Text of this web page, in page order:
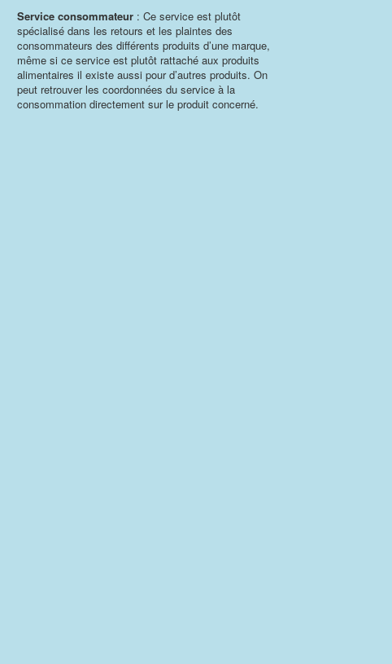
Service consommateur: Ce service est plutôt
spécialisé dans les retours et les plaintes des
consommateurs des différents produits d’une marque,
même si ce service est plutôt rattaché aux produits
alimentaires il existe aussi pour d’autres produits. On
peut retrouver les coordonnées du service à la
consommation directement sur le produit concerné.